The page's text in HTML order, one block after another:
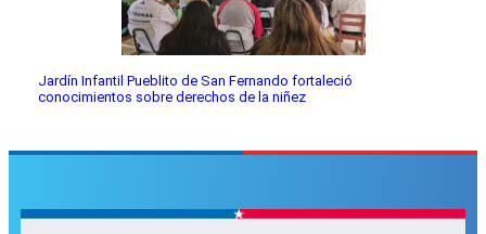
Jardín Infantil Pueblito de San Fernando fortaleció
conocimientos sobre derechos de la niñez